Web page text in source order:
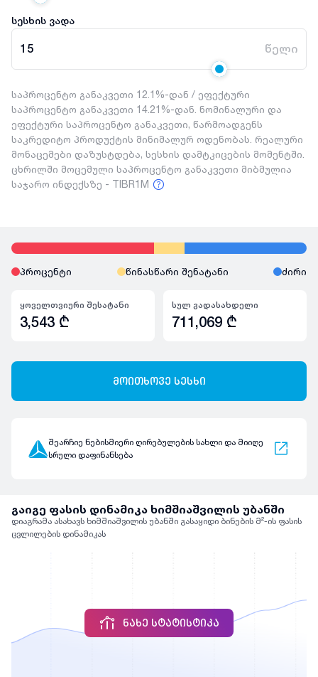
სესხის ვადა
15 წელი
საპროცენტო განაკვეთი 12.1%-დან / ეფექტური
საპროცენტო განაკვეთი 14.21%-დან. ნომინალური და
ეფექტური საპროცენტო განაკვეთი, წარმოადგენს
საკრედიტო პროდუქტის მინიმალურ ოდენობას. რეალური
მონაცემები დაზუსტდება, სესხის დამტკიცების მომენტში.
ცხრილში მოცემული საპროცენტო განაკვეთი მიბმულია
საჯარო ინდექსზე - TIBR1M
პროცენტი წინასწარი შენატანი ძირი
ყოველთვიური შესატანი
3,543 ₾
სულ გადასახდელი
711,069 ₾
მოითხოვე სესხი
შეარჩიე ნებისმიერი ღირებულების სახლი და მიიღე
სრული დაფინანსება
გაიგე ფასის დინამიკა ხიმშიაშვილის უბანში
დიაგრამა ასახავს ხიმშიაშვილის უბანში გასაყიდი ბინების მ²-ის ფასის
ცვლილების დინამიკას
ᲜᲐᲮᲔ ᲡᲢᲐᲢᲘᲡᲢᲘᲙᲐ